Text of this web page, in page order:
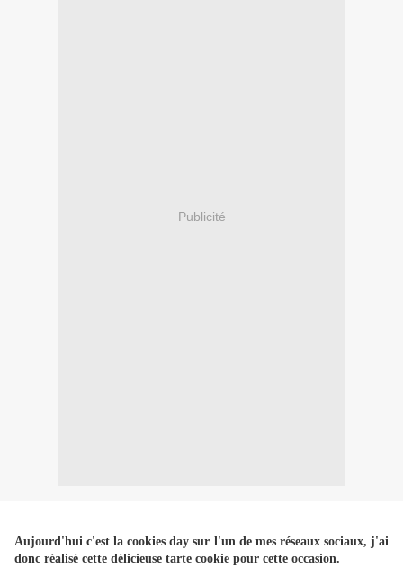
Publicité
Aujourd'hui c'est la cookies day sur l'un de mes réseaux sociaux, j'ai
donc réalisé cette délicieuse tarte cookie pour cette occasion.